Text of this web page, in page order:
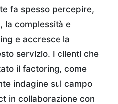
fa spesso percepire,
la complessità e
e accresce la
servizio. I clienti che
il factoring, come
indagine sul campo
in collaborazione con